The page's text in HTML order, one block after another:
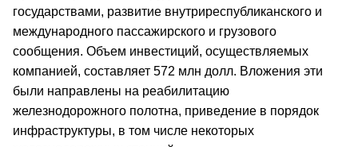
государствами, развитие внутриреспубликанского и
международного пассажирского и грузового
сообщения. Объем инвестиций, осуществляемых
компанией, составляет 572 млн долл. Вложения эти
были направлены на реабилитацию
железнодорожного полотна, приведение в порядок
инфраструктуры, в том числе некоторых